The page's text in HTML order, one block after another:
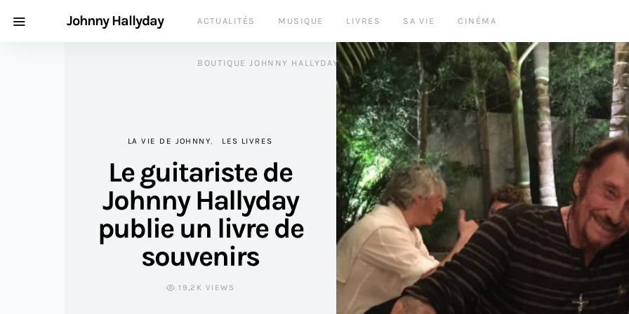
Johnny Hallyday ACTUALITÉS MUSIQUE LIVRES SA VIE CINÉMA
BOUTIQUE JOHNNY HALLYDAY
LA VIE DE JOHNNY LES LIVRES
Le guitariste de
Johnny Hallyday
publie un livre de
souvenirs
19,2K VIEWS